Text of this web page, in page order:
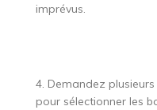
imprévus.
4. Demandez
pour sélectionner les